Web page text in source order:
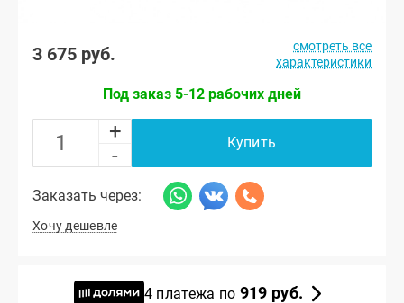
3 675 руб.
смотреть все
характеристики
Под заказ 5-12 рабочих дней
+
-
Купить
Заказать через:
Хочу дешевле
4 платежа по 919 руб.